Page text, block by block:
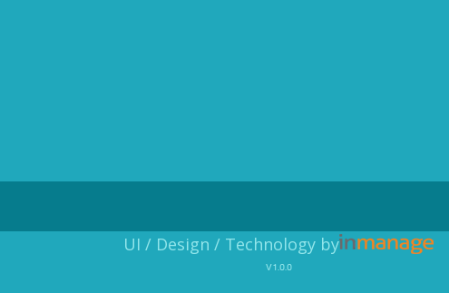
UI / Design / Technology by
v1.0.0